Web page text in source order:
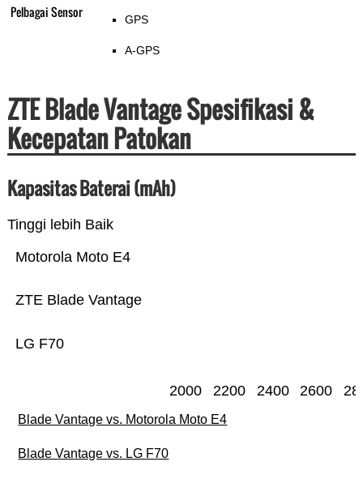
Pelbagai Sensor GPS
A-GPS
ZTE Blade Vantage Spesifikasi &
Kecepatan Patokan
Kapasitas Baterai (mAh)
Tinggi lebih Baik
LG F70
ZTE Blade Vantage
Motorola Moto E4
2000 2200 2400 2600
Blade Vantage vs. Motorola Moto E4
Blade Vantage vs. LG F70